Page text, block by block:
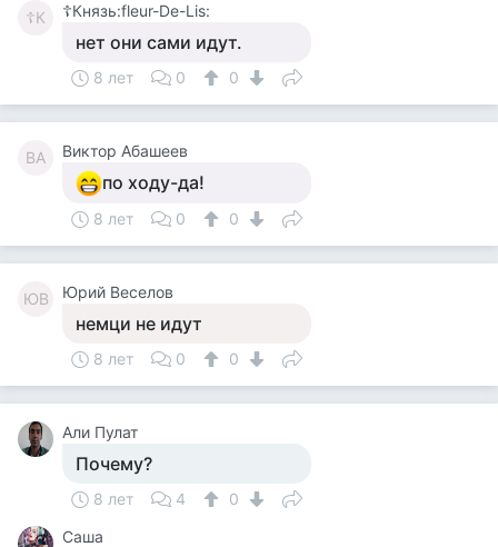
☦К ☦Князь:fleur-De-Lis:
нет они сами идут.
8 лет 0 0
ВА Виктор Абашеев
по ходу-да!
8 лет 0 0
ЮВ Юрий Веселов
немци не идут
8 лет 0 0
Али Пулат
Почему?
8 лет 4
0
Саша